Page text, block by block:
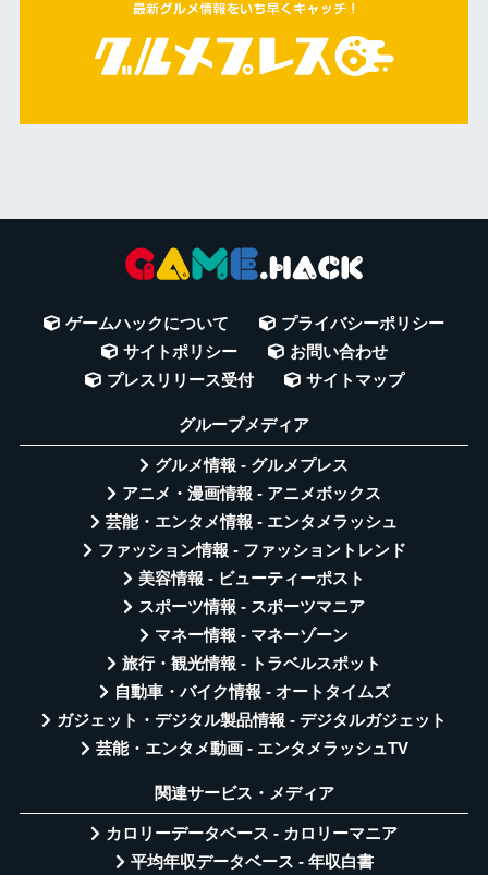
ゲームハックについて
プライバシーポリシー
サイトポリシー
お問い合わせ
プレスリリース受付
サイトマップ
グループメディア
グルメ情報 - グルメプレス
アニメ・漫画情報 - アニメボックス
芸能・エンタメ情報 - エンタメラッシュ
ファッション情報 - ファッショントレンド
美容情報 - ビューティーポスト
スポーツ情報 - スポーツマニア
マネー情報 - マネーゾーン
旅行・観光情報 - トラベルスポット
自動車・バイク情報 - オートタイムズ
ガジェット・デジタル製品情報 - デジタルガジェット
芸能・エンタメ動画 - エンタメラッシュTV
関連サービス・メディア
カロリーデータベース - カロリーマニア
平均年収データベース - 年収白書